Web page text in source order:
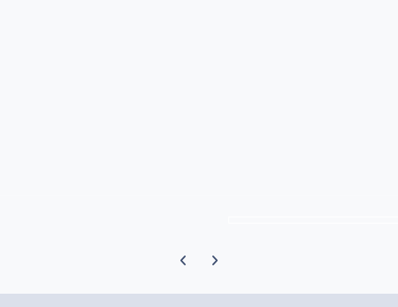
Предыдущий слайд карусели
Следующий слайд карусели